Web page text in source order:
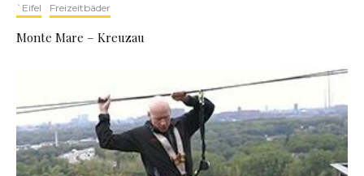
`Eifel Freizeitbäder
Monte Mare – Kreuzau